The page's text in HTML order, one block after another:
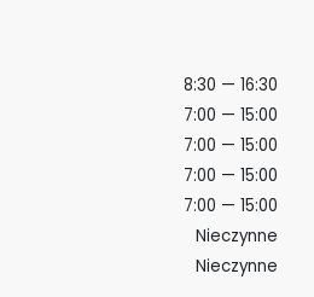
8:30 — 16:30
7:00 — 15:00
7:00 — 15:00
7:00 — 15:00
7:00 — 15:00
Nieczynne
Nieczynne